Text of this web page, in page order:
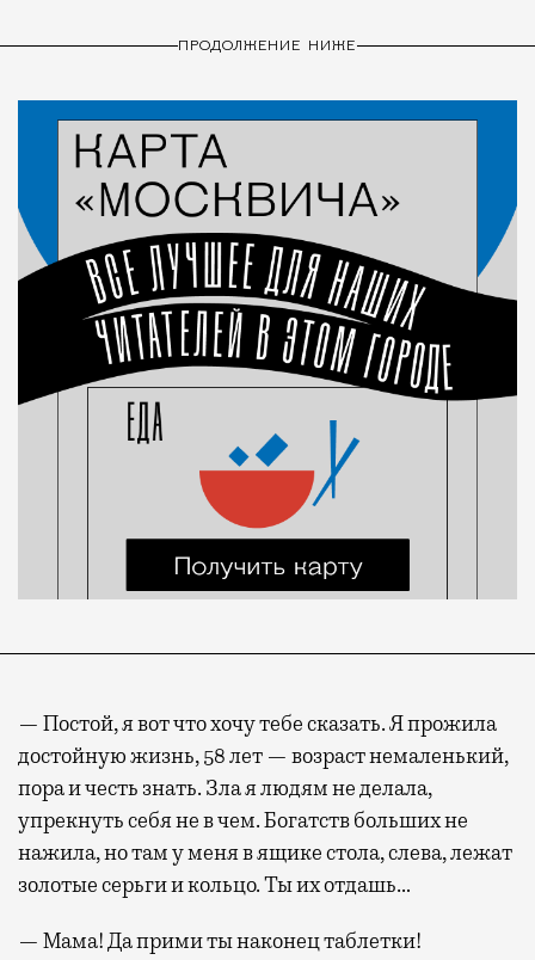
ПРОДОЛЖЕНИЕ НИЖЕ
— Постой, я вот что хочу тебе сказать. Я прожила
достойную жизнь, 58 лет — возраст немаленький,
пора и честь знать. Зла я людям не делала,
упрекнуть себя не в чем. Богатств больших не
нажила, но там у меня в ящике стола, слева, лежат
золотые серьги и кольцо. Ты их отдашь…
— Мама! Да прими ты наконец таблетки!